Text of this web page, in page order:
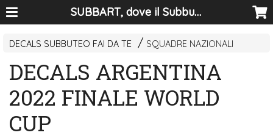
SUBBART, dove il Subbuteo diventa arte
DECALS SUBBUTEO FAI DA TE SQUADRE NAZIONALI
DECALS ARGENTINA
2022 FINALE WORLD
CUP